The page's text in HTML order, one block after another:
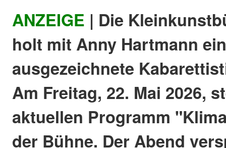
ANZEIGE | Die
holt mit Anny Hartmann
ausgezeichnete
Am Freitag, 22. Mai 2026,
aktuellen Programm
der Bühne. Der Abend